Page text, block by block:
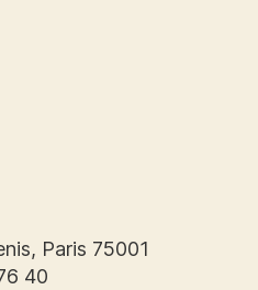
Paris 75001
40